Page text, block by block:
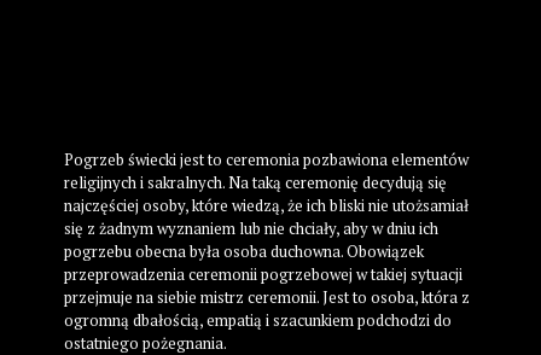
Pogrzeb świecki jest to ceremonia pozbawiona elementów
religijnych i sakralnych. Na taką ceremonię decydują się
najczęściej osoby, które wiedzą, że ich bliski nie utożsamiał
się z żadnym wyznaniem lub nie chciały, aby w dniu ich
pogrzebu obecna była osoba duchowna. Obowiązek
przeprowadzenia ceremonii pogrzebowej w takiej sytuacji
przejmuje na siebie mistrz ceremonii. Jest to osoba, która z
ogromną dbałością, empatią i szacunkiem podchodzi do
ostatniego pożegnania.